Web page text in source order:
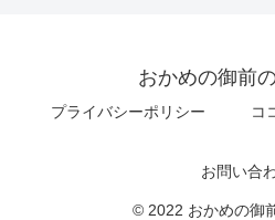
おかめの御前
プライバシーポリシー
コ
お問い合
© 2022 おかめの御